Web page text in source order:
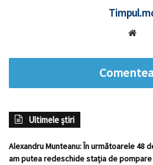
Ultimele știri
Alexandru Munteanu: În următoarele 48
am putea redeschide stația de